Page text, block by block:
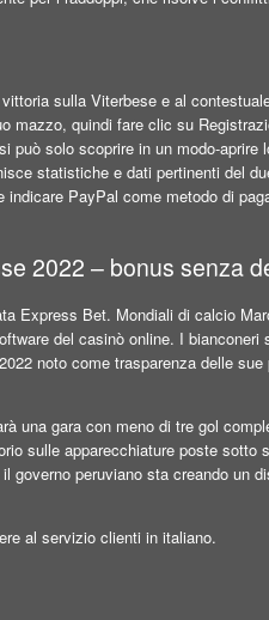
sulla Viterbese e al
mazzo, quindi fare clic su
solo scoprire in un modo-aprire
statistiche e dati pertinenti del
PayPal come metodo di
2022 – bonus senza
Express Bet. Mondiali di calcio
del casinò online. I bianconeri
noto come trasparenza delle
una gara con meno di tre gol
sulle apparecchiature poste sotto
peruviano sta creando un
al servizio clienti in italiano.